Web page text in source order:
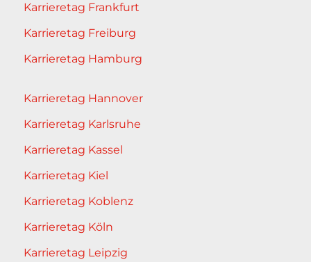
Karrieretag Frankfurt
Karrieretag Freiburg
Karrieretag Hamburg
Karrieretag Hannover
Karrieretag Karlsruhe
Karrieretag Kassel
Karrieretag Kiel
Karrieretag Koblenz
Karrieretag Köln
Karrieretag Leipzig